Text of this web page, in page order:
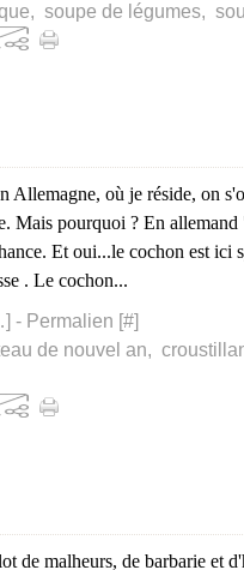
, soupe de légumes,
Allemagne, où je réside, on
Mais pourquoi ? En
Et oui...le cochon est ici
. Le cochon...
] - Permalien [#]
de nouvel an,
de malheurs, de barbarie et